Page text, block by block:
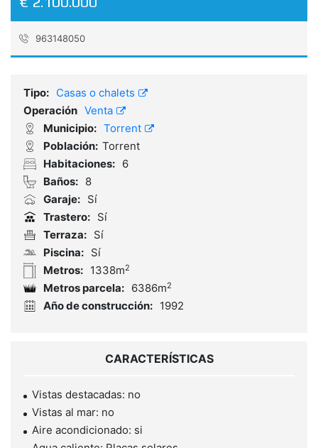
963148050
Tipo: Casas o chalets
Operación Venta
Municipio: Torrent
Población: Torrent
Habitaciones: 6
Baños: 8
Garaje: Sí
Trastero: Sí
Terraza: Sí
Piscina: Sí
Metros: 1338m2
Metros parcela: 6386m2
Año de construcción: 1992
CARACTERÍSTICAS
Vistas destacadas: no
Vistas al mar: no
Aire acondicionado: si